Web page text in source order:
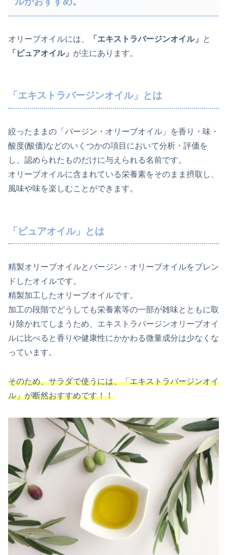
オリーブオイルには、 「エキストラバージンオイル」
と
「ピュアオイル」 が主にあります。
「エキストラバージンオイル」とは
絞ったままの「バージン・オリーブオイル」を香り・味・
酸度(酸価)などのいくつかの項目において分析・評価を
し、認められたものだけに与えられる名前です。
オリーブオイルに含まれている栄養素をそのまま摂取し、
風味や味を楽しむことができます。
「ピュアオイル」とは
精製オリーブオイルとバージン・オリーブオイルをブレン
ドしたオイルです。
精製加工したオリーブオイルです。
加工の段階でどうしても栄養素等の一部が雑味とともに取
り除かれてしまうため、エキストラバージンオリーブオイ
ルに比べると香りや健康性にかかわる微量成分は少なくな
っています。
そのため、サラダで使うには、「エキストラバージンオイ
ル」が断然おすすめです！！